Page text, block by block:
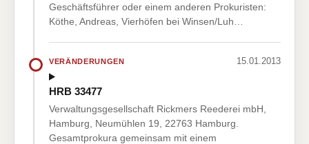
Geschäftsführer oder einem anderen Prokuristen:
Köthe, Andreas, Vierhöfen bei Winsen/Luh…
VERÄNDERUNGEN 15.01.2013
HRB 33477
Verwaltungsgesellschaft Rickmers Reederei mbH,
Hamburg, Neumühlen 19, 22763 Hamburg.
Gesamtprokura gemeinsam mit einem